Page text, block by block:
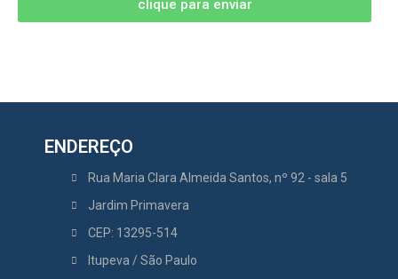
clique para enviar
ENDEREÇO
Rua Maria Clara Almeida Santos, nº 92 - sala 5
Jardim Primavera
CEP: 13295-514
Itupeva / São Paulo